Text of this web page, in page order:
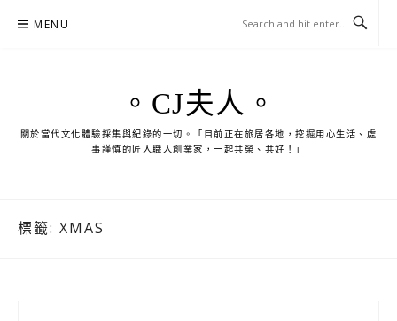
MENU
。CJ夫人。
關於當代文化體驗採集與紀錄的一切。「目前正在旅居各地，挖掘用心生活、處
事謹慎的匠人職人創業家，一起共榮、共好！」
標籤: XMAS